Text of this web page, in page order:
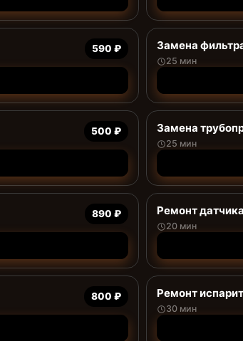
590 ₽ Замена
25 мин
500 ₽ Замена
25 мин
890 ₽ Ремонт
20 мин
800 ₽ Ремонт
30 мин